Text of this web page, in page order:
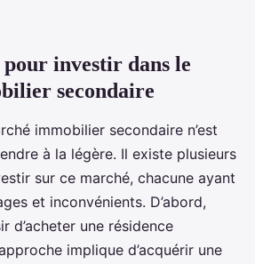
pour investir dans le
secondaire
immobilier secondaire n’est
à la légère. Il existe plusieurs
sur ce marché, chacune ayant
et inconvénients. D’abord,
d’acheter une résidence
implique d’acquérir une